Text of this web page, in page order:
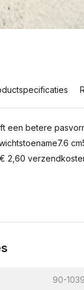
een betere
2,60
90-